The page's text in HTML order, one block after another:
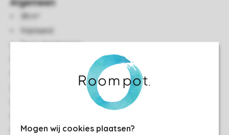
Mogen wij cookies plaatsen?
Vrijstaand
Twee slaapkamers
Geschikt voor 4 personen
Op voorkeur te reserveren: airconditioning